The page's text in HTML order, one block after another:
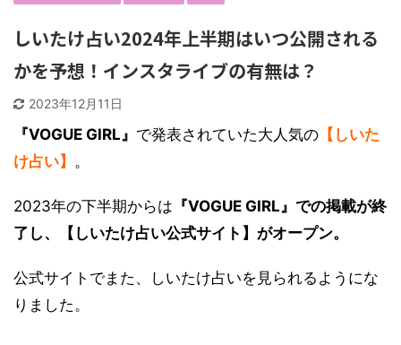
しいたけ占い2024年上半期はいつ公開される
かを予想！インスタライブの有無は？
2023年12月11日
『VOGUE GIRL』 で発表されていた大人気の 【しいた
け占い】 。
2023年の下半期からは 『VOGUE GIRL』での掲載が終
了し、【しいたけ占い公式サイト】がオープン。
公式サイトでまた、しいたけ占いを見られるようにな
りました。